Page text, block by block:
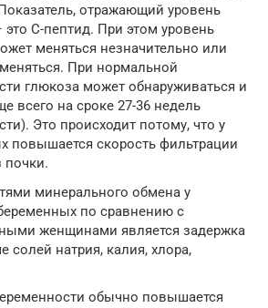
отражающий уровень
это С-пептид. При этом уровень
меняться незначительно или
При нормальной
глюкоза может обнаруживаться и
всего на сроке 27-36 недель
Это происходит потому, что у
повышается скорость фильтрации
почки.
минерального обмена у
по сравнению с
женщинами является задержка
солей натрия, калия, хлора,
обычно повышается